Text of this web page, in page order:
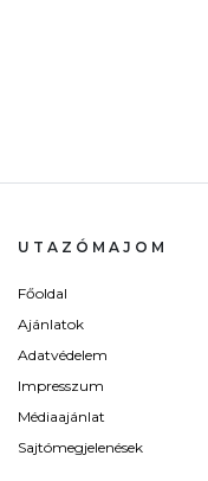
UTAZÓMAJOM
Főoldal
Ajánlatok
Adatvédelem
Impresszum
Médiaajánlat
Sajtómegjelenések